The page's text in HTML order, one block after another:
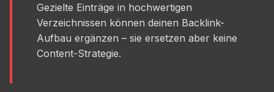
Gezielte Einträge in hochwertigen
Verzeichnissen können deinen Backlink-
Aufbau ergänzen – sie ersetzen aber keine
Content-Strategie.